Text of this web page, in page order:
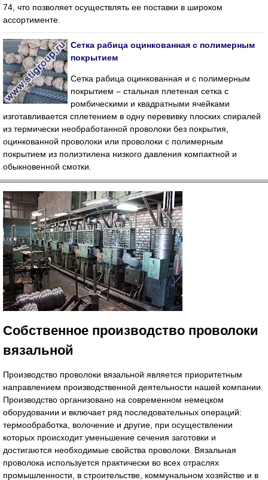
74, что позволяет осуществлять ее поставки в широком
ассортименте.
Сетка рабица оцинкованная с полимерным
покрытием
Сетка рабица оцинкованная и с полимерным
покрытием – стальная плетеная сетка с
ромбическими и квадратными ячейками
изготавливается сплетением в одну перевивку плоских спиралей
из термически необработанной проволоки без покрытия,
оцинкованной проволоки или проволоки с полимерным
покрытием из полиэтилена низкого давления компактной и
обыкновенной смотки.
Собственное производство проволоки
вязальной
Производство проволоки вязальной является приоритетным
направлением производственной деятельности нашей компании.
Производство организовано на современном немецком
оборудовании и включает ряд последовательных операций:
термообработка, воло­чение и другие, при осуществлении
которых происходит умень­шение сечения заготовки и
достигаются необходимые свойства проволоки. Вязальная
проволока используется практически во всех отраслях
промышленности, в строительстве, коммунальном хозяйстве и в